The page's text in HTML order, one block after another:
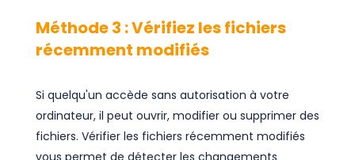
Méthode 3 : Vérifiez les fichiers
récemment modifiés
Si quelqu'un accède sans autorisation à votre
ordinateur, il peut ouvrir, modifier ou supprimer des
fichiers. Vérifier les fichiers récemment modifiés
vous permet de détecter les changements